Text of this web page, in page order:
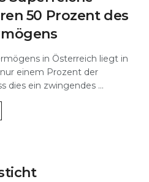
50 Prozent des
in Österreich liegt in
einem Prozent der
dies ein zwingendes ...